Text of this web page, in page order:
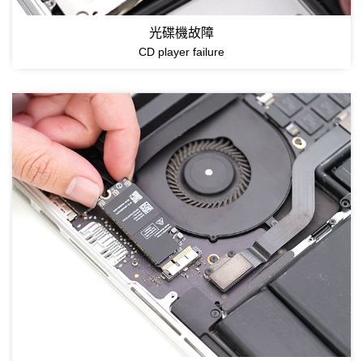
光碟機故障
CD player failure